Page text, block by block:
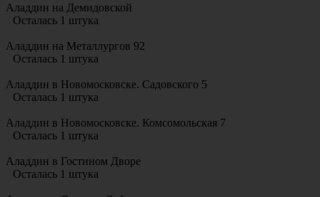
Аладдин на Демидовской
Осталась 1 штука
Аладдин на Металлургов 92
Осталась 1 штука
Аладдин в Новомосковске. Садовского 5
Осталась 1 штука
Аладдин в Новомосковске. Комсомольская 7
Осталась 1 штука
Аладдин в Гостином Дворе
Осталась 1 штука